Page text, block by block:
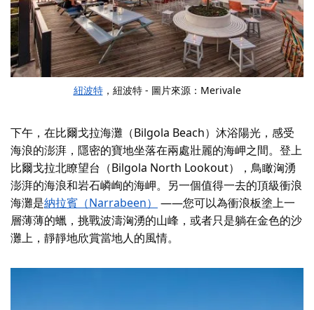
紐波特，紐波特 - 圖片來源：Merivale
下午，在比爾戈拉海灘（Bilgola Beach）沐浴陽光，感受
海浪的澎湃，隱密的寶地坐落在兩處壯麗的海岬之間。登上
比爾戈拉北瞭望台（Bilgola North Lookout），鳥瞰洶湧
澎湃的海浪和岩石嶙峋的海岬。另一個值得一去的頂級衝浪
海灘是納拉賓（Narrabeen）
——您可以為衝浪板塗上一
層薄薄的蠟，挑戰波濤洶湧的山峰，或者只是躺在金色的沙
灘上，靜靜地欣賞當地人的風情。